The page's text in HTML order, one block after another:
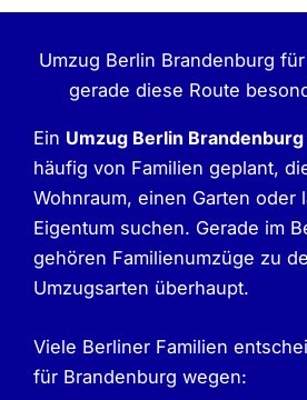
Umzug Berlin Brandenburg
gerade diese Route
Ein Umzug Berlin Brandenburg
häufig von Familien geplant,
Wohnraum, einen Garten oder
Eigentum suchen. Gerade im
gehören Familienumzüge zu
Umzugsarten überhaupt.
Viele Berliner Familien
für Brandenburg wegen: